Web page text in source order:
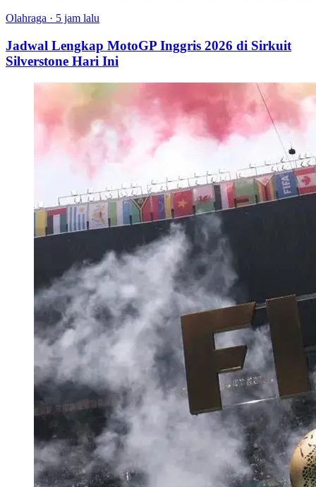
Olahraga · 5 jam lalu
Jadwal Lengkap MotoGP Inggris 2026 di Sirkuit
Silverstone Hari Ini